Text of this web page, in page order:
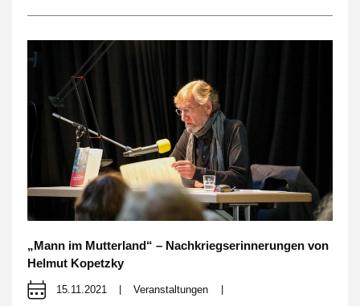
„Mann im Mutterland“ – Nachkriegserinnerungen von
Helmut Kopetzky
15.11.2021 Veranstaltungen